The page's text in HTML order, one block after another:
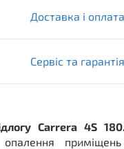
Доставка і оплата
Сервіс та гарантія
Carrera 4S